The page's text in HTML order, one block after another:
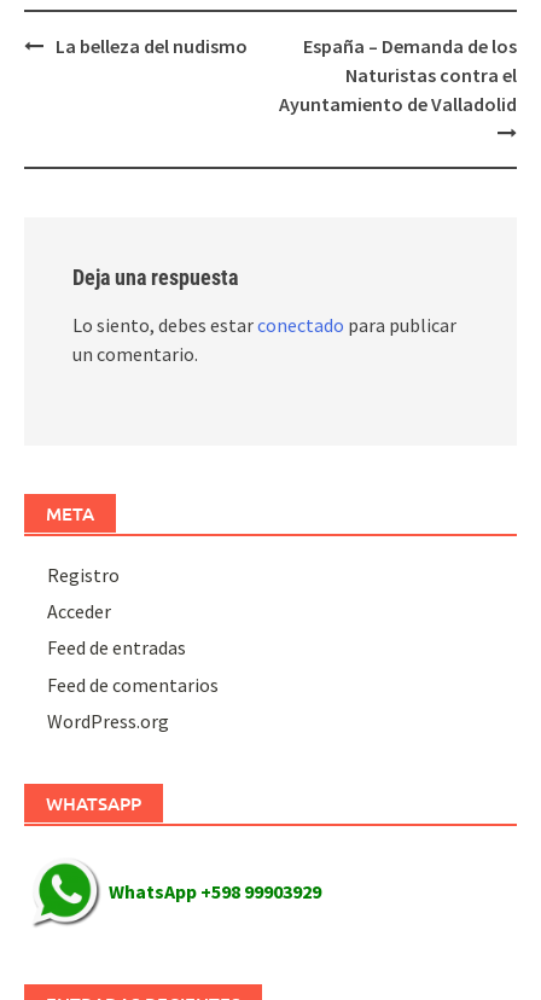
PostLa belleza del nudismo
España – Demanda de los
Naturistas contra el
Ayuntamiento de Valladolid
Deja una respuesta
Lo siento, debes estarconectado para publicar
un comentario.
META
Registro
Acceder
Feed de entradas
Feed de comentarios
WordPress.org
WHATSAPP
WhatsApp +598 99903929